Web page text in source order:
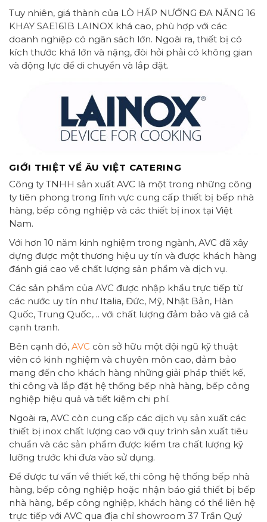
Tuy nhiên, giá thành của LÒ HẤP NƯỚNG ĐA NĂNG 16
KHAY SAE161B LAINOX khá cao, phù hợp với các
doanh nghiệp có ngân sách lớn. Ngoài ra, thiết bị có
kích thước khá lớn và nặng, đòi hỏi phải có không gian
và động lực để di chuyển và lắp đặt.
GIỚI THIỆT VỀ ÂU VIỆT CATERING
Công ty TNHH sản xuất AVC là một trong những công
ty tiên phong trong lĩnh vực cung cấp thiết bị bếp nhà
hàng, bếp công nghiệp và các thiết bị inox tại Việt
Nam.
Với hơn 10 năm kinh nghiệm trong ngành, AVC đã xây
dựng được một thương hiệu uy tín và được khách hàng
đánh giá cao về chất lượng sản phẩm và dịch vụ.
Các sản phẩm của AVC được nhập khẩu trực tiếp từ
các nước uy tín như Italia, Đức, Mỹ, Nhật Bản, Hàn
Quốc, Trung Quốc,… với chất lượng đảm bảo và giá cả
cạnh tranh.
Bên cạnh đó, AVC còn sở hữu một đội ngũ kỹ thuật
viên có kinh nghiệm và chuyên môn cao, đảm bảo
mang đến cho khách hàng những giải pháp thiết kế,
thi công và lắp đặt hệ thống bếp nhà hàng, bếp công
nghiệp hiệu quả và tiết kiệm chi phí.
Ngoài ra, AVC còn cung cấp các dịch vụ sản xuất các
thiết bị inox chất lượng cao với quy trình sản xuất tiêu
chuẩn và các sản phẩm được kiểm tra chất lượng kỹ
lưỡng trước khi đưa vào sử dụng.
Để được tư vấn về thiết kế, thi công hệ thống bếp nhà
hàng, bếp công nghiệp hoặc nhận báo giá thiết bị bếp
nhà hàng, bếp công nghiệp, khách hàng có thể liên hệ
trực tiếp với AVC qua địa chỉ showroom 37 Trần Quý